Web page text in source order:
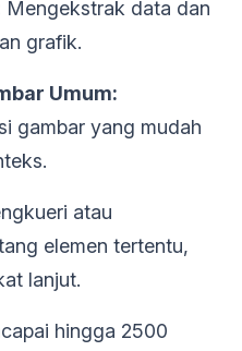
Mengekstrak data dan
grafik.
Umum:
gambar yang mudah
atau
elemen tertentu,
lanjut.
hingga 2500